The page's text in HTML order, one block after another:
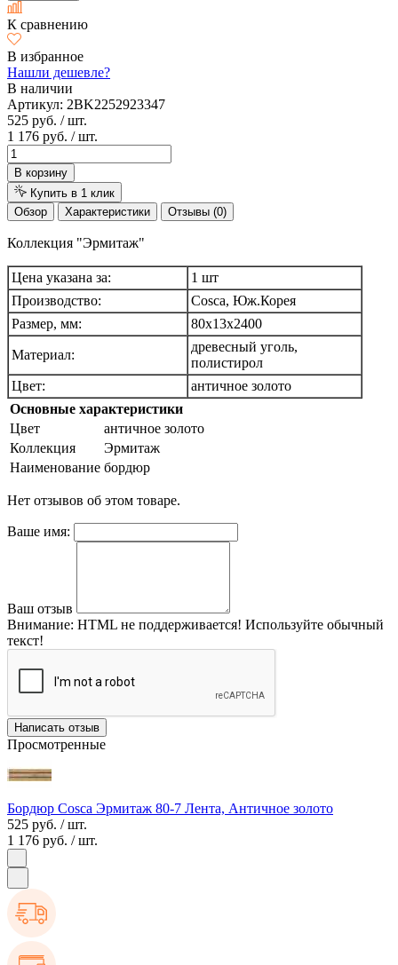
К сравнению
В избранное
Нашли дешевле?
В наличии
Артикул: 2BK2252923347
525 руб. / шт.
1 176 руб. / шт.
В корзину
Купить в 1 клик
Обзор
Характеристики Отзывы (0)
Коллекция "Эрмитаж"
Цена указана за:
1 шт
Производство:
Cosca, Юж.Корея
Размер, мм:
80х13х2400
Материал:
древесный уголь,
полистирол
Цвет:
античное золото
Основные характеристики
Цвет
античное золото
Коллекция
Эрмитаж
Наименование бордюр
Нет отзывов об этом товаре.
Ваше имя:
Ваш отзыв
Внимание: HTML не поддерживается! Используйте обычный
текст!
Написать отзыв
Просмотренные
Бордюр Cosca Эрмитаж 80-7 Лента, Античное золото
525 руб. / шт.
1 176 руб. / шт.